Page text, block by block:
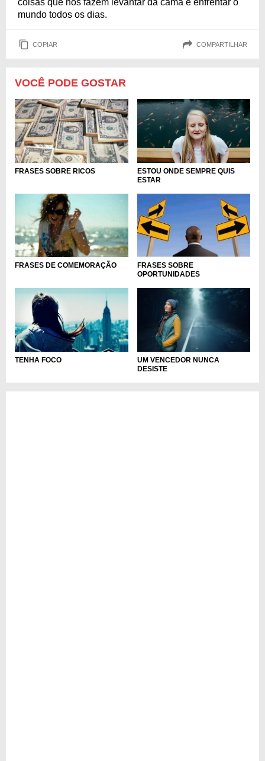
coisas que nos fazem levantar da cama e enfrentar o
mundo todos os dias.
COPIAR COMPARTILHAR
VOCÊ PODE GOSTAR
FRASES SOBRE RICOS
ESTOU ONDE SEMPRE QUIS
ESTAR
FRASES DE COMEMORAÇÃO
FRASES SOBRE
OPORTUNIDADES
TENHA FOCO
UM VENCEDOR NUNCA
DESISTE